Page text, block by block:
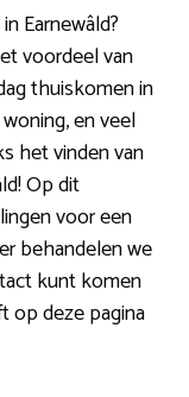
Earnewâld?
voordeel van
thuiskomen in
en veel
het vinden van
Op dit
voor een
behandelen we
kunt komen
op deze pagina